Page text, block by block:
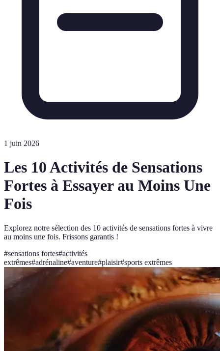
1 juin 2026
Les 10 Activités de Sensations
Fortes à Essayer au Moins Une
Fois
Explorez notre sélection des 10 activités de sensations fortes à vivre
au moins une fois. Frissons garantis !
#sensations fortes#activités
extrêmes#adrénaline#aventure#plaisir#sports extrêmes